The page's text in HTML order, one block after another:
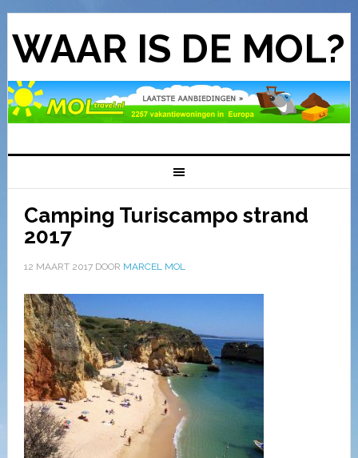
WAAR IS DE MOL?
Camping Turiscampo strand
2017
12 MAART 2017DOOR MARCEL MOL